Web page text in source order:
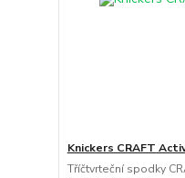
Knickers CRAFT
Tříčtvrteční spodky